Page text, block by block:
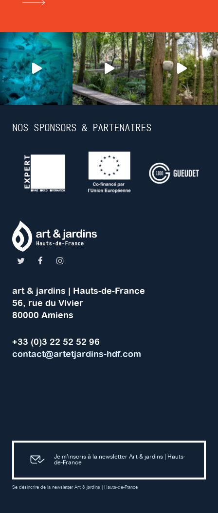
NOS SPONSORS & PARTENAIRES
art & jardins | Hauts-de-France
56, rue du Vivier
80000 Amiens
+33 (0)3 22 52 52 96
contact@artetjardins-hdf.com
Je m’inscris à la newsletter Art & jardins | Hauts-
de-France
Se désincrire de la newsletter Art & jardins | Hauts-de-France